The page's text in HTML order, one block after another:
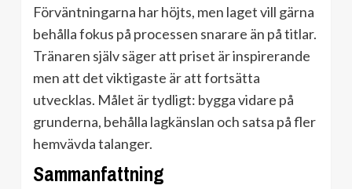
Förväntningarna har höjts, men laget vill gärna
behålla fokus på processen snarare än på titlar.
Tränaren själv säger att priset är inspirerande
men att det viktigaste är att fortsätta
utvecklas. Målet är tydligt: bygga vidare på
grunderna, behålla lagkänslan och satsa på fler
hemvävda talanger.
Sammanfattning